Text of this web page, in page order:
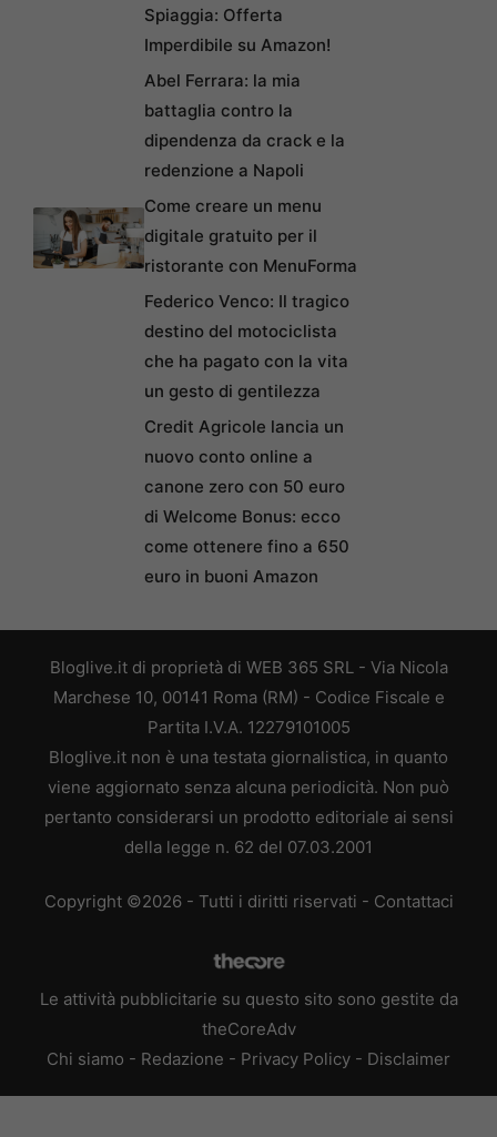
Spiaggia: Offerta
Imperdibile su Amazon!
Abel Ferrara: la mia
battaglia contro la
dipendenza da crack e la
redenzione a Napoli
Come creare un menu
digitale gratuito per il
ristorante con MenuForma
Federico Venco: Il tragico
destino del motociclista
che ha pagato con la vita
un gesto di gentilezza
Credit Agricole lancia un
nuovo conto online a
canone zero con 50 euro
di Welcome Bonus: ecco
come ottenere fino a 650
euro in buoni Amazon
Bloglive.it di proprietà di WEB 365 SRL - Via Nicola
Marchese 10, 00141 Roma (RM) - Codice Fiscale e
Partita I.V.A. 12279101005
Bloglive.it non è una testata giornalistica, in quanto
viene aggiornato senza alcuna periodicità. Non può
pertanto considerarsi un prodotto editoriale ai sensi
della legge n. 62 del 07.03.2001
Copyright ©2026 - Tutti i diritti riservati - Contattaci
Le attività pubblicitarie su questo sito sono gestite da
theCoreAdv
Chi siamo - Redazione - Privacy Policy - Disclaimer